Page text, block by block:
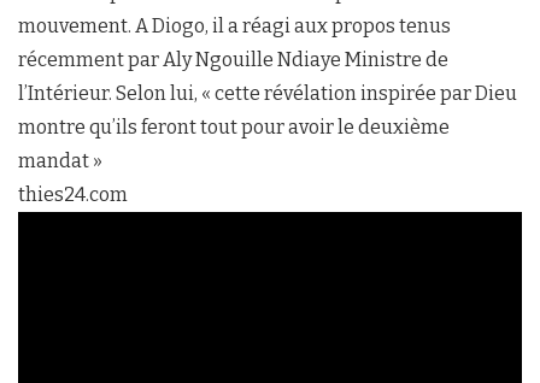
mouvement. A Diogo, il a réagi aux propos tenus
récemment par Aly Ngouille Ndiaye Ministre de
l’Intérieur. Selon lui, « cette révélation inspirée par Dieu
montre qu’ils feront tout pour avoir le deuxième
mandat »
thies24.com